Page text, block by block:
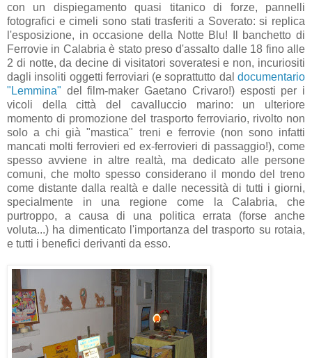
con un dispiegamento quasi titanico di forze, pannelli
fotografici e cimeli sono stati trasferiti a Soverato: si replica
l'esposizione, in occasione della Notte Blu! Il banchetto di
Ferrovie in Calabria è stato preso d'assalto dalle 18 fino alle
2 di notte, da decine di visitatori soveratesi e non, incuriositi
dagli insoliti oggetti ferroviari (e soprattutto dal documentario
"Lemmina" del film-maker Gaetano Crivaro!) esposti per i
vicoli della città del cavalluccio marino: un ulteriore
momento di promozione del trasporto ferroviario, rivolto non
solo a chi già "mastica" treni e ferrovie (non sono infatti
mancati molti ferrovieri ed ex-ferrovieri di passaggio!), come
spesso avviene in altre realtà, ma dedicato alle persone
comuni, che molto spesso considerano il mondo del treno
come distante dalla realtà e dalle necessità di tutti i giorni,
specialmente in una regione come la Calabria, che
purtroppo, a causa di una politica errata (forse anche
voluta...) ha dimenticato l'importanza del trasporto su rotaia,
e tutti i benefici derivanti da esso.